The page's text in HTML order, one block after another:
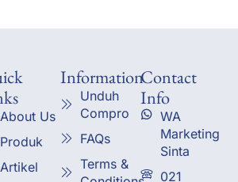
About Us
Produk
Artikel
Information
Unduh
Compro
FAQs
Terms &
Contact
Info
WA
Marketing
Sinta
021